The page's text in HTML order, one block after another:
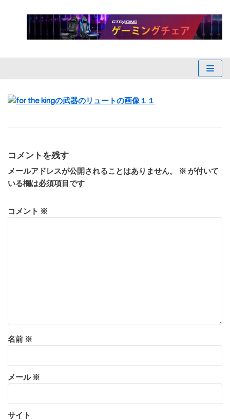
キ
コメントを残す
メールアドレスが公開されることはありません。 ※ が付いて
いる欄は必須項目です
コメント ※
名前 ※
メール ※
サイト